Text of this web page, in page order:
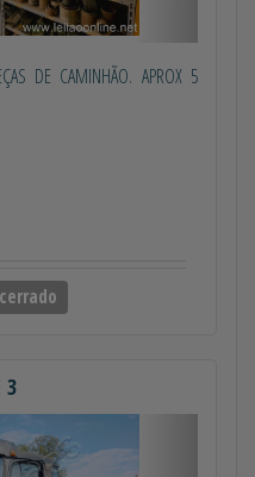
DE CAMINHÃO. APROX 5
3